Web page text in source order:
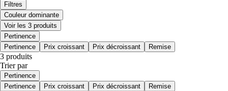
Filtres
Couleur dominante
Voir les 3 produits
Pertinence
Pertinence
Prix croissant Prix décroissant Remise
3 produits
Trier par
Pertinence
Pertinence
Prix croissant Prix décroissant Remise